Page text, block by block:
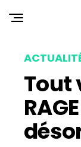
Tout